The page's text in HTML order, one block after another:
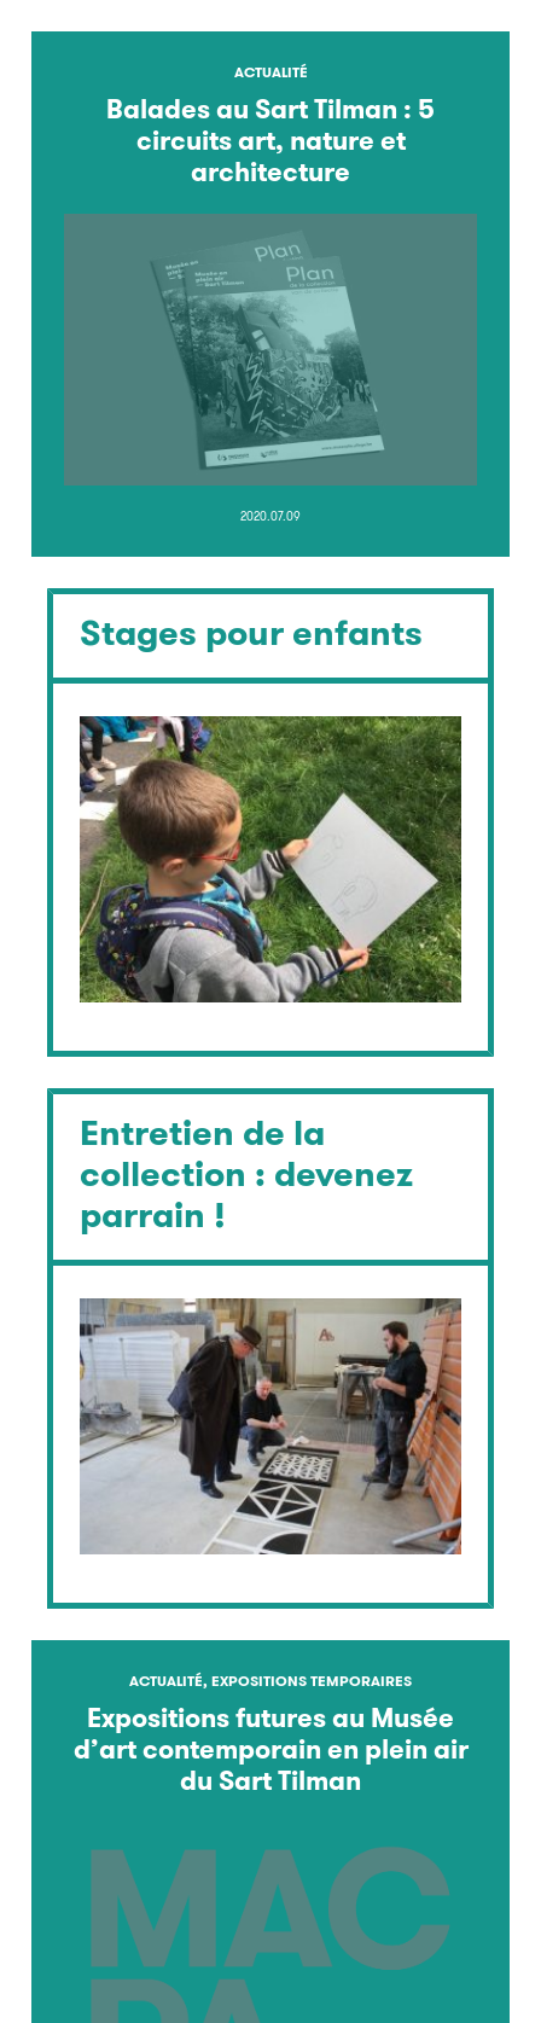
ACTUALITÉ
Balades au Sart Tilman : 5
circuits art, nature et
architecture
2020.07.09
Stages pour enfants
Entretien de la
collection : devenez
parrain !
ACTUALITÉ, EXPOSITIONS TEMPORAIRES
Expositions futures au Musée
d’art contemporain en plein air
du Sart Tilman